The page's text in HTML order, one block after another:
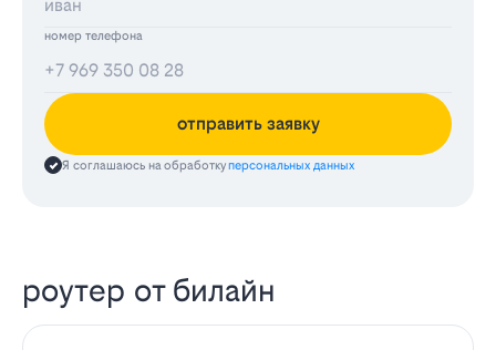
номер телефона
отправить заявку
Я соглашаюсь на обработкуперсональных данных
роутер от билайн